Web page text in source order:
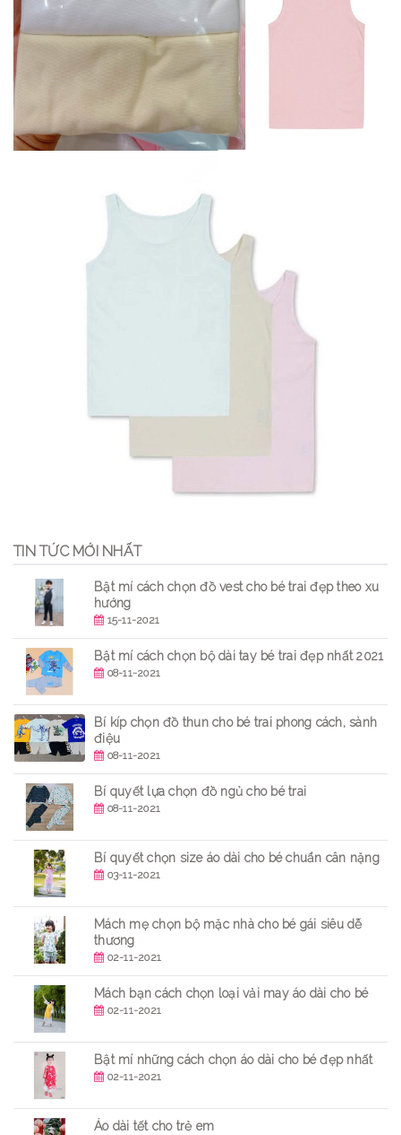
TIN TỨC MỚI NHẤT
Bật mí cách chọn đồ vest cho bé trai đẹp theo xu
hướng
15-11-2021
Bật mí cách chọn bộ dài tay bé trai đẹp nhất 2021
08-11-2021
Bí kíp chọn đồ thun cho bé trai phong cách, sành
điệu
08-11-2021
Bí quyết lựa chọn đồ ngủ cho bé trai
08-11-2021
Bí quyết chọn size áo dài cho bé chuẩn cân nặng
03-11-2021
Mách mẹ chọn bộ mặc nhà cho bé gái siêu dễ
thương
02-11-2021
Mách bạn cách chọn loại vải may áo dài cho bé
02-11-2021
Bật mí những cách chọn áo dài cho bé đẹp nhất
02-11-2021
Áo dài tết cho trẻ em